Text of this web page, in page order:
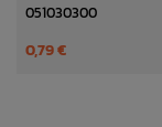
051030300
0,79 €